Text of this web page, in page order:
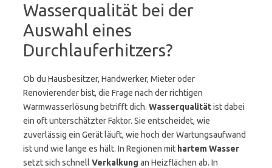
Wasserqualität bei der
Auswahl eines
Durchlauferhitzers?
Ob du Hausbesitzer, Handwerker, Mieter oder
Renovierender bist, die Frage nach der richtigen
Warmwasserlösung betrifft dich. Wasserqualitätist dabei
ein oft unterschätzter Faktor. Sie entscheidet, wie
zuverlässig ein Gerät läuft, wie hoch der Wartungsaufwand
ist und wie lange es hält. In Regionen mit hartem Wasser
setzt sich schnell Verkalkung an Heizflächen ab. In